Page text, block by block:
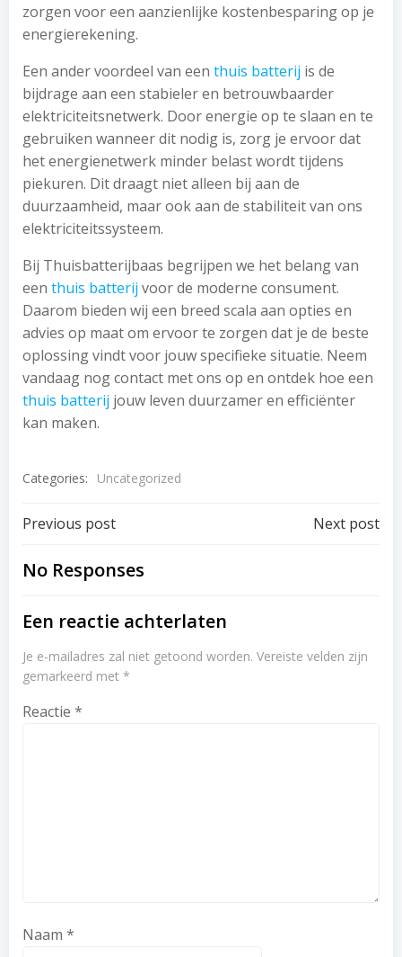
zorgen voor een aanzienlijke kostenbesparing op je
energierekening.
Een ander voordeel van een thuis batterij is de
bijdrage aan een stabieler en betrouwbaarder
elektriciteitsnetwerk. Door energie op te slaan en te
gebruiken wanneer dit nodig is, zorg je ervoor dat
het energienetwerk minder belast wordt tijdens
piekuren. Dit draagt niet alleen bij aan de
duurzaamheid, maar ook aan de stabiliteit van ons
elektriciteitssysteem.
Bij Thuisbatterijbaas begrijpen we het belang van
een thuis batterij voor de moderne consument.
Daarom bieden wij een breed scala aan opties en
advies op maat om ervoor te zorgen dat je de beste
oplossing vindt voor jouw specifieke situatie. Neem
vandaag nog contact met ons op en ontdek hoe een
thuis batterij jouw leven duurzamer en efficiënter
kan maken.
Categories: Uncategorized
Post
navigation
Previous post Next post
No Responses
Een reactie achterlaten
Je e-mailadres zal niet getoond worden. Vereiste velden zijn
gemarkeerd met *
Reactie *
Naam *